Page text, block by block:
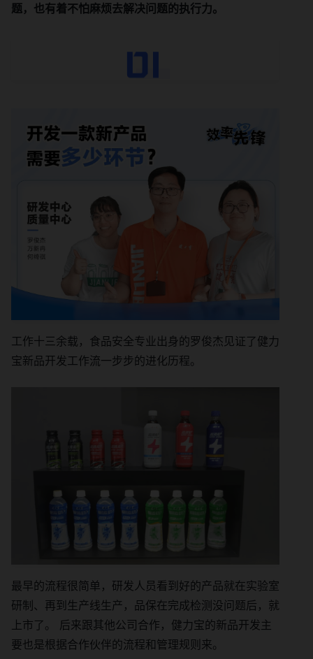
题，也有着不怕麻烦去解决问题的执行力。
工作十三余载，食品安全专业出身的罗俊杰见证了健力
宝新品开发工作流一步步的进化历程。
最早的流程很简单，研发人员看到好的产品就在实验室
研制、再到生产线生产，品保在完成检测没问题后，就
上市了。 后来跟其他公司合作，健力宝的新品开发主
要也是根据合作伙伴的流程和管理规则来。